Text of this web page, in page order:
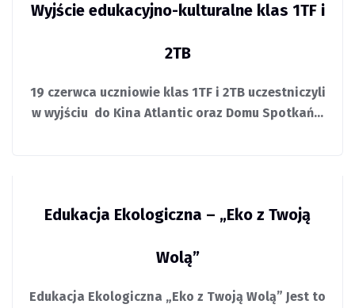
Wyjście edukacyjno-kulturalne klas 1TF i
2TB
19 czerwca uczniowie klas 1TF i 2TB uczestniczyli
w wyjściu do Kina Atlantic oraz Domu Spotkań…
Edukacja Ekologiczna – „Eko z Twoją
Wolą”
Edukacja Ekologiczna „Eko z Twoją Wolą” Jest to